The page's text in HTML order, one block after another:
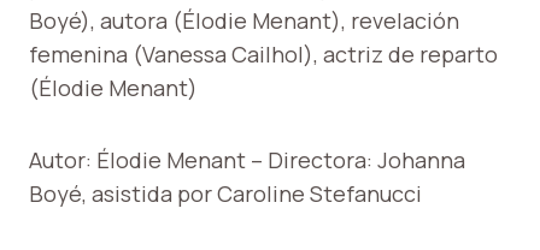
Boyé), autora (Élodie Menant), revelación
femenina (Vanessa Cailhol), actriz de reparto
(Élodie Menant)
Autor: Élodie Menant – Directora: Johanna
Boyé, asistida por Caroline Stefanucci